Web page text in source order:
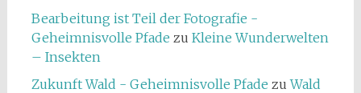
Bearbeitung ist Teil der Fotografie -
Geheimnisvolle Pfade zu Kleine Wunderwelten
– Insekten
Zukunft Wald - Geheimnisvolle Pfade zuWald